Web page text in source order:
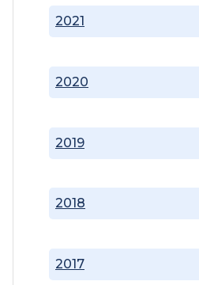
2017
2018
2019
2020
2021